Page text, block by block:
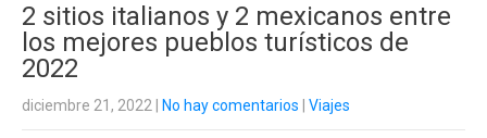
2 sitios italianos y 2 mexicanos entre
los mejores pueblos turísticos de
2022
diciembre 21, 2022 No hay comentarios Viajes